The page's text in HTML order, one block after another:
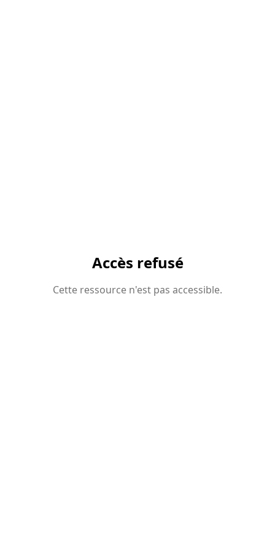
Accès refusé
Cette ressource n'est pas accessible.